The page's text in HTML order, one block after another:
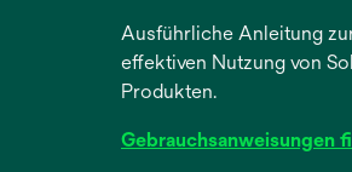
Ausführliche Anleitung
effektiven Nutzung von
Produkten.
Gebrauchsanweisungen